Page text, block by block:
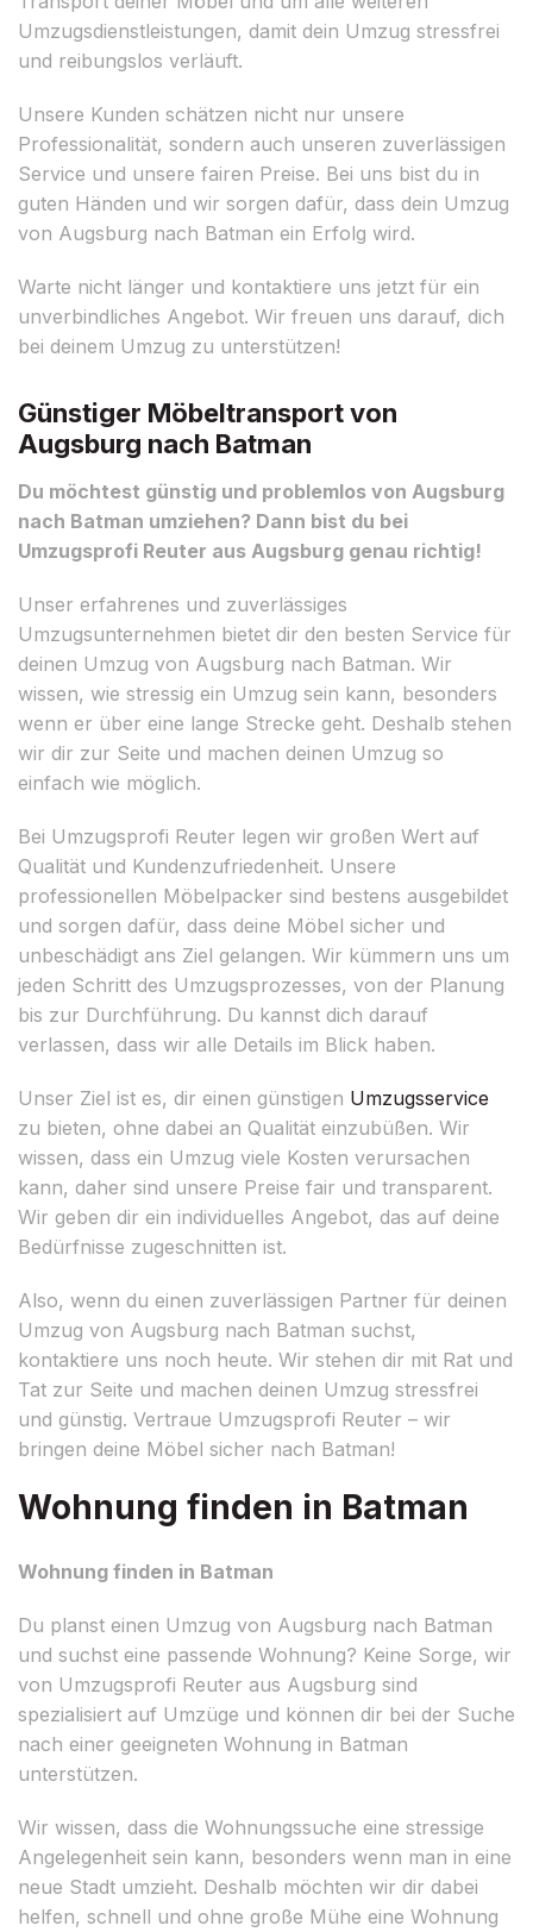
Umzugsdienstleistungen, damit dein Umzug stressfrei
und reibungslos verläuft.
Unsere Kunden schätzen nicht nur unsere
Professionalität, sondern auch unseren zuverlässigen
Service und unsere fairen Preise. Bei uns bist du in
guten Händen und wir sorgen dafür, dass dein Umzug
von Augsburg nach Batman ein Erfolg wird.
Warte nicht länger und kontaktiere uns jetzt für ein
unverbindliches Angebot. Wir freuen uns darauf, dich
bei deinem Umzug zu unterstützen!
Günstiger Möbeltransport von
Augsburg nach Batman
Du möchtest günstig und problemlos von Augsburg
nach Batman umziehen? Dann bist du bei
Umzugsprofi Reuter aus Augsburg genau richtig!
Unser erfahrenes und zuverlässiges
Umzugsunternehmen bietet dir den besten Service für
deinen Umzug von Augsburg nach Batman. Wir
wissen, wie stressig ein Umzug sein kann, besonders
wenn er über eine lange Strecke geht. Deshalb stehen
wir dir zur Seite und machen deinen Umzug so
einfach wie möglich.
Bei Umzugsprofi Reuter legen wir großen Wert auf
Qualität und Kundenzufriedenheit. Unsere
professionellen Möbelpacker sind bestens ausgebildet
und sorgen dafür, dass deine Möbel sicher und
unbeschädigt ans Ziel gelangen. Wir kümmern uns um
jeden Schritt des Umzugsprozesses, von der Planung
bis zur Durchführung. Du kannst dich darauf
verlassen, dass wir alle Details im Blick haben.
Unser Ziel ist es, dir einen günstigen Umzugsservice
zu bieten, ohne dabei an Qualität einzubüßen. Wir
wissen, dass ein Umzug viele Kosten verursachen
kann, daher sind unsere Preise fair und transparent.
Wir geben dir ein individuelles Angebot, das auf deine
Bedürfnisse zugeschnitten ist.
Also, wenn du einen zuverlässigen Partner für deinen
Umzug von Augsburg nach Batman suchst,
kontaktiere uns noch heute. Wir stehen dir mit Rat und
Tat zur Seite und machen deinen Umzug stressfrei
und günstig. Vertraue Umzugsprofi Reuter – wir
bringen deine Möbel sicher nach Batman!
Wohnung finden in Batman
Wohnung finden in Batman
Du planst einen Umzug von Augsburg nach Batman
und suchst eine passende Wohnung? Keine Sorge, wir
von Umzugsprofi Reuter aus Augsburg sind
spezialisiert auf Umzüge und können dir bei der Suche
nach einer geeigneten Wohnung in Batman
unterstützen.
Wir wissen, dass die Wohnungssuche eine stressige
Angelegenheit sein kann, besonders wenn man in eine
neue Stadt umzieht. Deshalb möchten wir dir dabei
helfen, schnell und ohne große Mühe eine Wohnung